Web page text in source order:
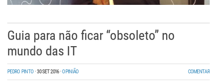
Guia para não ficar “obsoleto” no
mundo das IT
PEDRO PINTO ·30 SET 2016·OPINIÃO COMENTAR